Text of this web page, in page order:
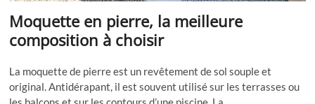
Moquette en pierre, la meilleure
composition à choisir
La moquette de pierre est un revêtement de sol souple et
original. Antidérapant, il est souvent utilisé sur les terrasses ou